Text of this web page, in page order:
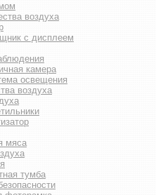
воздуха
с дисплеем
камера
освещения
воздуха
мяса
тумба